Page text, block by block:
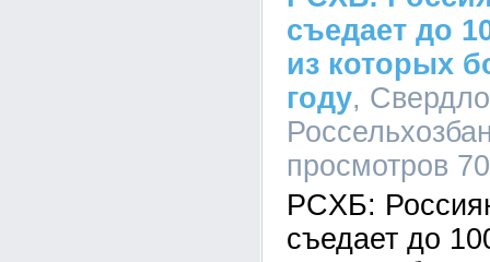
съедает до
из которых
году,
просмотров
РCХБ:
съедает до